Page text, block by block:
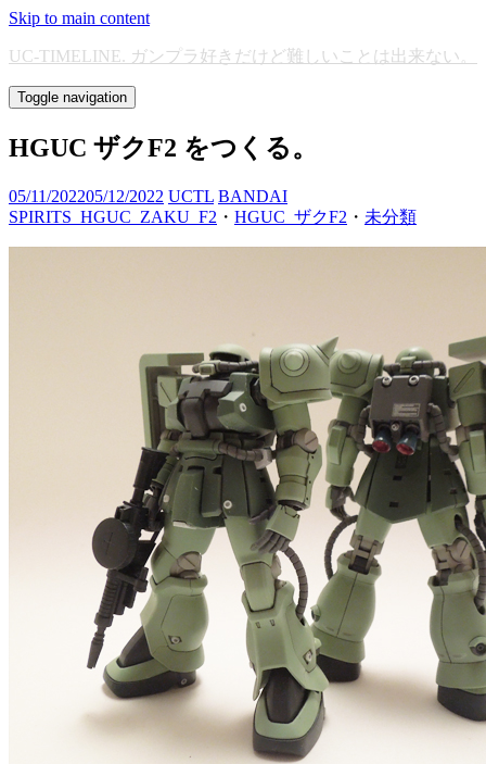
Skip to main content
UC-TIMELINE. ガンプラ好きだけど難しいことは出来ない。
Toggle navigation
HGUC ザクF2 をつくる。
05/11/202205/12/2022 UCTL BANDAI
SPIRITS_HGUC_ZAKU_F2 ・ HGUC_ザクF2 ・ 未分類